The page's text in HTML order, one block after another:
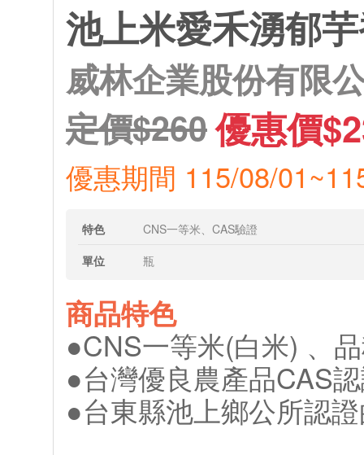
池上米愛禾湧郁
威林企業股份有限
定價$260優惠價
優惠期間 115/08/
特色
CNS一等米、CAS驗證
單位
瓶
商品特色
●CNS一等米(白米) 、
●台灣優良農產品CAS
●台東縣池上鄉公所認